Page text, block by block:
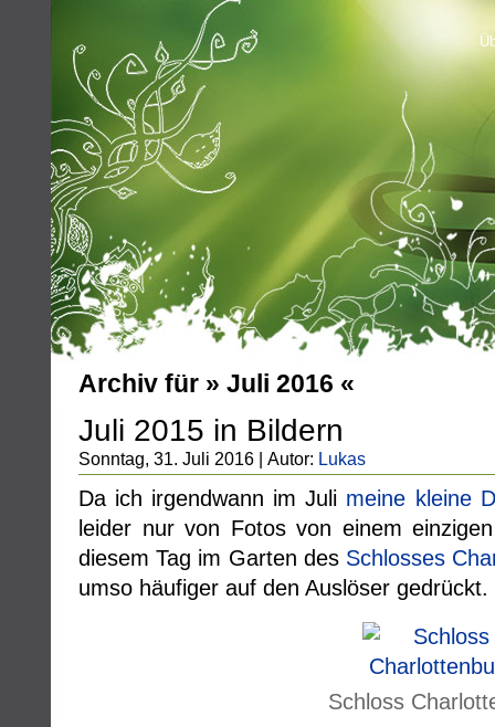
Archiv für » Juli 2016 «
Juli 2015 in Bildern
Sonntag, 31. Juli 2016 | Autor: Lukas
Da ich irgendwann im Juli meine kleine
leider nur von Fotos von einem
diesem Tag im Garten des Schlosses
umso häufiger auf den Auslöser gedrückt.
Schloss